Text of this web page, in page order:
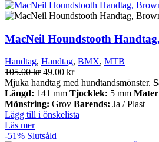
MacNeil Houndstooth
Handtag, Handtag, BMX, MTB
105.00kr Det
ursprungliga
priset
var:
105.00 kr.
49.00 krDet
nuvarande
priset
är:
49.00 kr.
Mjuka handtag med hundtandsmönster.
Längd: 141 mm Tjocklek: 5 mm
Mönstring: Grov Barends: Ja / Plast
Lägg till i önskelista
Läs mer
-51% Slutsåld